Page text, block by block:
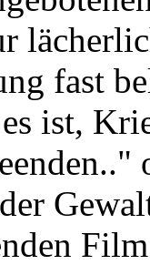
fast
ist,